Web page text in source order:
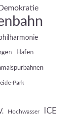
Demokratie
Hafen
Park
Hochwasser ICE